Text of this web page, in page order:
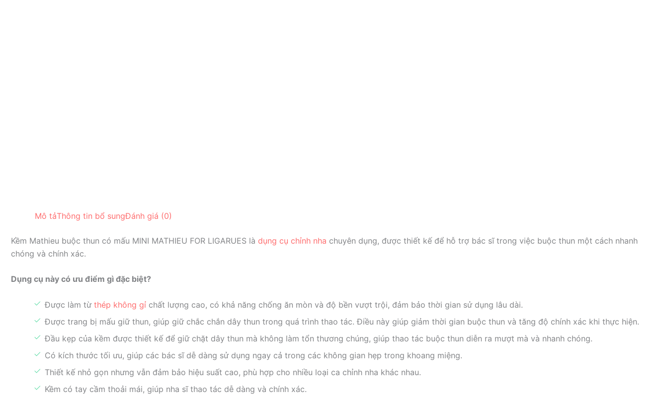
Mô tảThông tin bổ sungĐánh giá (0)
Kềm Mathieu buộc thun có mấu MINI MATHIEU FOR LIGARUES là dụng cụ chỉnh nha chuyên dụng, được thiết kế để hỗ trợ bác sĩ trong việc buộc thun một cách nhanh
chóng và chính xác.
Dụng cụ này có ưu điểm gì đặc biệt?
Được làm từ thép không gỉ chất lượng cao, có khả năng chống ăn mòn và độ bền vượt trội, đảm bảo thời gian sử dụng lâu dài.
Được trang bị mấu giữ thun, giúp giữ chắc chắn dây thun trong quá trình thao tác. Điều này giúp giảm thời gian buộc thun và tăng độ chính xác khi thực hiện.
Đầu kẹp của kềm được thiết kế để giữ chặt dây thun mà không làm tổn thương chúng, giúp thao tác buộc thun diễn ra mượt mà và nhanh chóng.
Có kích thước tối ưu, giúp các bác sĩ dễ dàng sử dụng ngay cả trong các không gian hẹp trong khoang miệng.
Thiết kế nhỏ gọn nhưng vẫn đảm bảo hiệu suất cao, phù hợp cho nhiều loại ca chỉnh nha khác nhau.
Kềm có tay cầm thoải mái, giúp nha sĩ thao tác dễ dàng và chính xác.